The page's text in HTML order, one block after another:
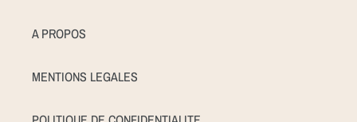
A PROPOS
MENTIONS LEGALES